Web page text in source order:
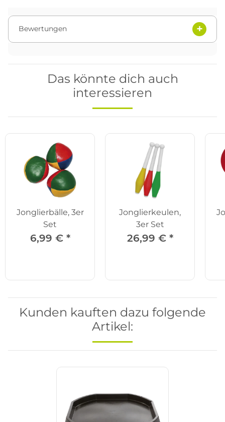
Bewertungen
Das könnte dich auch
interessieren
Jonglierbälle, 3er
Set
6,99 € *
Jonglierkeulen,
3er Set
26,99 € *
Kunden kauften dazu folgende
Artikel: